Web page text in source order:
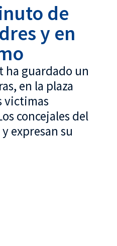
de
y en
ha guardado un
en la plaza
victimas
concejales del
expresan su